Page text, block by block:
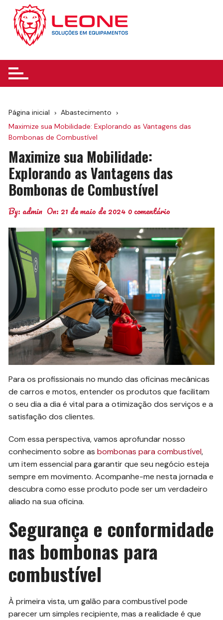
para
conteúdo
Página inicial
Abastecimento
Maximize sua Mobilidade: Explorando as Vantagens das
Bombonas de Combustível
Maximize sua Mobilidade:
Explorando as Vantagens das
Bombonas de Combustível
By: admin On: 21 de maio de 2024 0 comentário
Para os profissionais no mundo das oficinas mecânicas
de carros e motos, entender os produtos que facilitam
o seu dia a dia é vital para a otimização dos serviços e a
satisfação dos clientes.
Com essa perspectiva, vamos aprofundar nosso
conhecimento sobre asbombonas para combustível,
um item essencial para garantir que seu negócio esteja
sempre em movimento. Acompanhe-me nesta jornada e
descubra como esse produto pode ser um verdadeiro
aliado na sua oficina.
Segurança e conformidade
nas bombonas para
combustível
À primeira vista, um galão para combustível pode
parecer um simples recipiente, mas a realidade é que